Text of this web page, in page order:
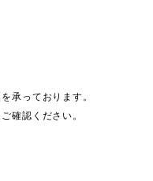
承っております。
確認ください。